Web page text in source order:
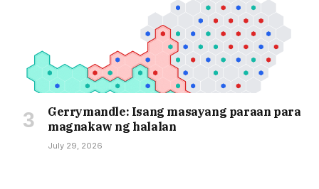
Gerrymandle: Isang masayang paraan para
magnakaw ng halalan
July 29, 2026